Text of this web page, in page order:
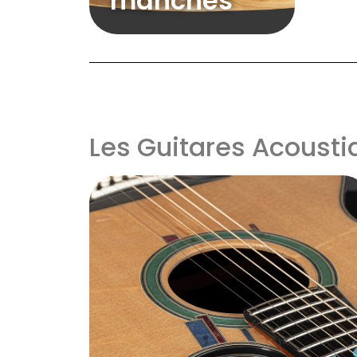
Les Guitares